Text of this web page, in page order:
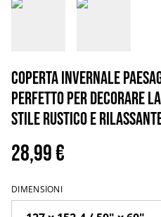
Coperta invernale
perfetto per decorare
stile rustico e
28,99 €
DIMENSIONI